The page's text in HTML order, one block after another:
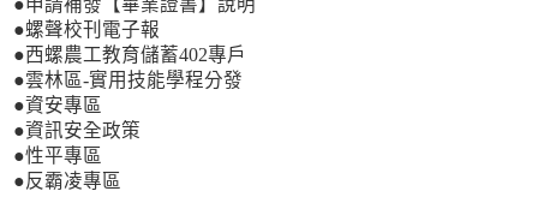
●申請補發【畢業證書】說明
●螺聲校刊電子報
●西螺農工教育儲蓄402專戶
●雲林區-實用技能學程分發
●資安專區
●資訊安全政策
●性平專區
●反霸凌專區